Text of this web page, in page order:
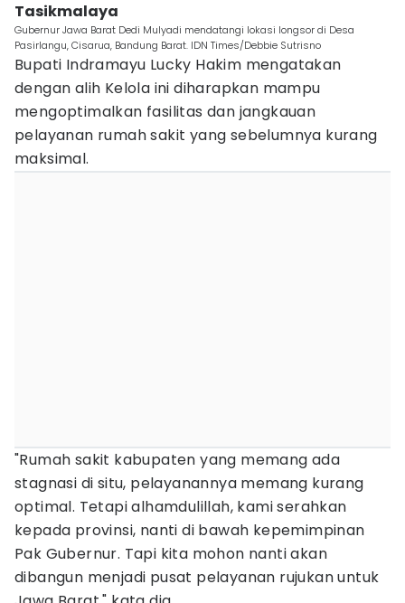
Tasikmalaya
Gubernur Jawa Barat Dedi Mulyadi mendatangi lokasi longsor di Desa
Pasirlangu, Cisarua, Bandung Barat. IDN Times/Debbie Sutrisno
Bupati Indramayu Lucky Hakim mengatakan
dengan alih Kelola ini diharapkan mampu
mengoptimalkan fasilitas dan jangkauan
pelayanan rumah sakit yang sebelumnya kurang
maksimal.
"Rumah sakit kabupaten yang memang ada
stagnasi di situ, pelayanannya memang kurang
optimal. Tetapi alhamdulillah, kami serahkan
kepada provinsi, nanti di bawah kepemimpinan
Pak Gubernur. Tapi kita mohon nanti akan
dibangun menjadi pusat pelayanan rujukan untuk